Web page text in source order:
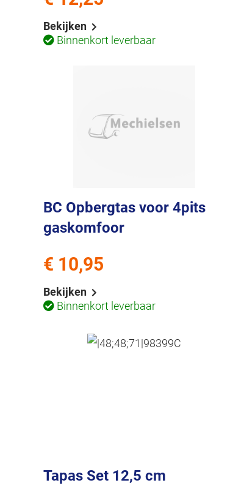
Bekijken
Binnenkort leverbaar
BC Opbergtas voor 4pits
gaskomfoor
Bekijken
Binnenkort leverbaar
€ 10,95
Tapas Set 12,5 cm